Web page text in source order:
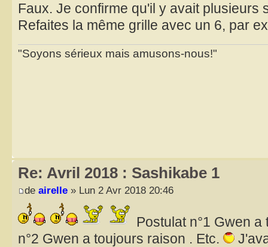
Faux. Je confirme qu'il y avait plusieurs
Refaites la même grille avec un 6, par
"Soyons sérieux mais amusons-nous!"
Re: Avril 2018 : Sashikabe 1
de airelle » Lun 2 Avr 2018 20:46
Postulat n°1 Gwen
n°2 Gwen a toujours raison . Etc.